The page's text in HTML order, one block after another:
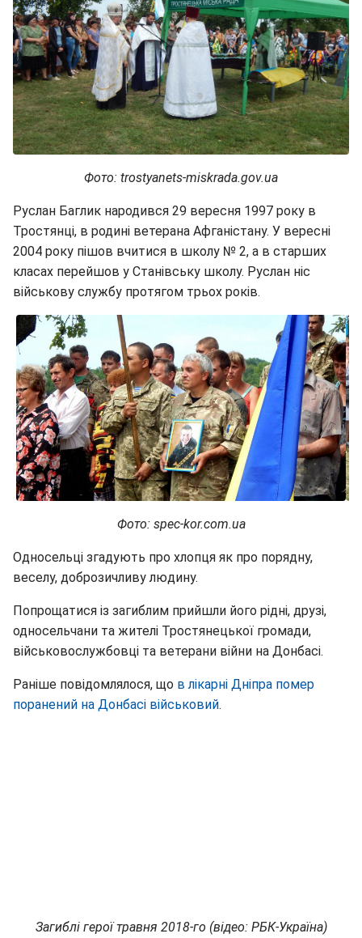
Фото: trostyanets-miskrada.gov.ua
Руслан Баглик народився 29 вересня 1997 року в
Тростянці, в родині ветерана Афганістану. У вересні
2004 року пішов вчитися в школу № 2, а в старших
класах перейшов у Станівську школу. Руслан ніс
військову службу протягом трьох років.
Фото: spec-kor.com.ua
Односельці згадують про хлопця як про порядну,
веселу, доброзичливу людину.
Попрощатися із загиблим прийшли його рідні, друзі,
односельчани та жителі Тростянецької громади,
військовослужбовці та ветерани війни на Донбасі.
Раніше повідомлялося, що в лікарні Дніпра помер
поранений на Донбасі військовий.
Загиблі герої травня 2018-го (відео: РБК-Україна)